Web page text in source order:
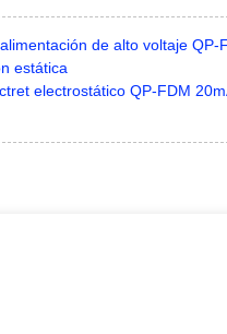
de alto voltaje QP-
estática
electrostático QP-FDM